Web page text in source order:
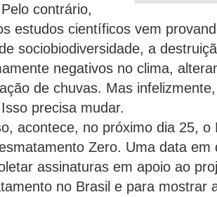
contrário,
estudos científicos vem
sociobiodiversidade, a
negativos no clima,
de chuvas. Mas
precisa mudar.
acontece, no próximo dia 25, o
Zero. Uma data
assinaturas em apoio ao
no Brasil e para mostrar